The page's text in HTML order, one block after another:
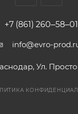
+7 (861) 260‒58‒01
info@evro-
​Ул.